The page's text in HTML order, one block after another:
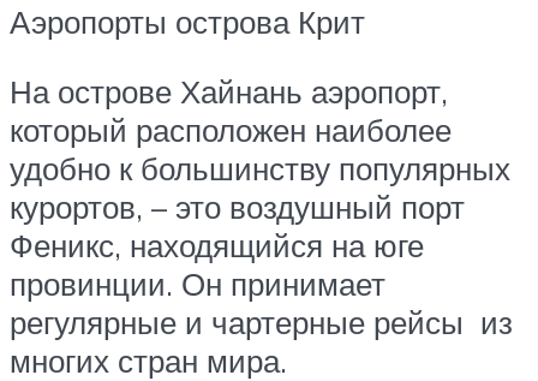
Аэропорты острова Крит
На острове Хайнань аэропорт,
который расположен наиболее
удобно к большинству популярных
курортов, – это воздушный порт
Феникс, находящийся на юге
провинции. Он принимает
регулярные и чартерные рейсы из
многих стран мира.